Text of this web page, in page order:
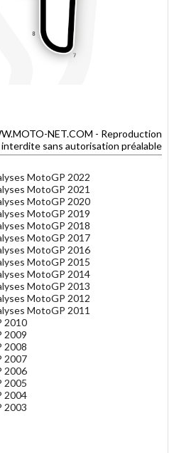
NET.COM - Reproduction
interdite sans autorisation préalable
MotoGP 2022
MotoGP 2021
MotoGP 2020
MotoGP 2019
MotoGP 2018
MotoGP 2017
MotoGP 2016
MotoGP 2015
MotoGP 2014
MotoGP 2013
MotoGP 2012
MotoGP 2011
2010
2009
2008
2007
2006
2005
2004
2003